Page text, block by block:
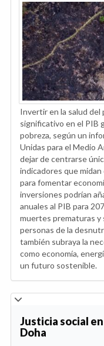
Invertir en la salud del
significativo en el PIB
pobreza, según un
Unidas para el Medio
dejar de centrarse
indicadores que
para fomentar
inversiones podrían
anuales al PIB para
muertes prematuras y
personas de la
también subraya la
como economía,
un futuro sostenible.
Justicia social
Doha